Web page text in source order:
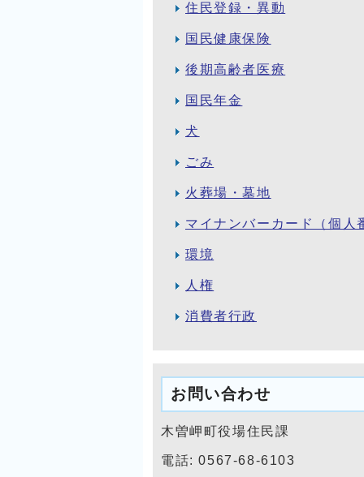
住民登録・異動
国民健康保険
後期高齢者医療
国民年金
犬
ごみ
火葬場・墓地
マイナンバーカード（個人
環境
人権
消費者行政
お問い合わせ
木曽岬町役場住民課
電話: 0567-68-6103